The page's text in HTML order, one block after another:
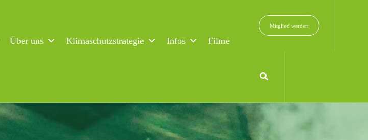
Über uns Klimaschutzstrategie Infos
Filme
Mitglied werden